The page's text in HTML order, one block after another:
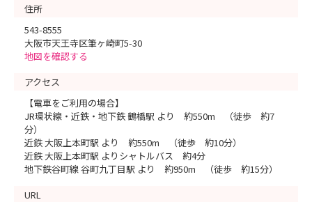
住所
543-8555
大阪市天王寺区筆ヶ崎町5-30
地図を確認する
アクセス
【電車をご利用の場合】
JR環状線・近鉄・地下鉄 鶴橋駅 より 約550m （徒歩 約7
分）
近鉄 大阪上本町駅 より 約550m （徒歩 約10分）
近鉄 大阪上本町駅 よりシャトルバス 約4分
地下鉄谷町線 谷町九丁目駅 より 約950m （徒歩 約15分）
URL